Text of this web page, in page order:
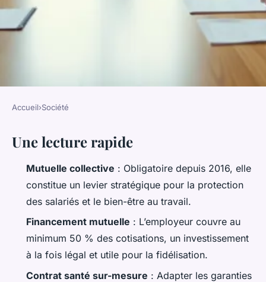
Mutuelle collective : bien plus
qu'une obligation pour les
employeurs
Accueil›Société
Une lecture rapide
Mutuelle collective : Obligatoire depuis 2016, elle
constitue un levier stratégique pour la protection
des salariés et le bien-être au travail.
Financement mutuelle : L’employeur couvre au
minimum 50 % des cotisations, un investissement
à la fois légal et utile pour la fidélisation.
Contrat santé sur-mesure : Adapter les garanties